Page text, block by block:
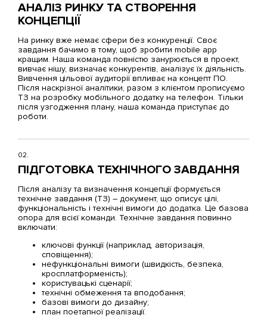
АНАЛІЗ РИНКУ ТА СТВОРЕННЯ
КОНЦЕПЦІЇ
На ринку вже немає сфери без конкуренції. Своє
завдання бачимо в тому, щоб зробити mobile app
кращим. Наша команда повністю занурюється в проект,
вивчає нішу, визначає конкурентів, аналізує їх діяльність.
Вивчення цільової аудиторії впливає на концепт ПО.
Після наскрізної аналітики, разом з клієнтом прописуємо
ТЗ на розробку мобільного додатку на телефон. Тільки
після узгодження плану, наша команда приступає до
роботи.
02.
ПІДГОТОВКА ТЕХНІЧНОГО ЗАВДАННЯ
Після аналізу та визначення концепції формується
технічне завдання (ТЗ) – документ, що описує цілі,
функціональність і технічні вимоги до додатка. Це базова
опора для всієї команди. Технічне завдання повинно
включати:
ключові функції (наприклад, авторизація,
сповіщення);
нефункціональні вимоги (швидкість, безпека,
кросплатформеність);
користувацькі сценарії;
технічні обмеження та вподобання;
базові вимоги до дизайну;
план поетапної реалізації.